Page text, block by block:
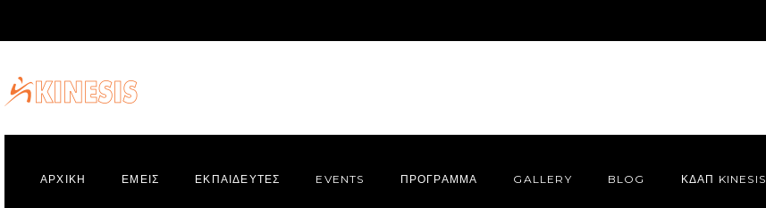
ΑΡΧΙΚΗ ΕΜΕΙΣ ΕΚΠΑΙΔΕΥΤΕΣ EVENTS ΠΡΌΓΡΑΜΜΑ GALLERY BLOG ΚΔΑΠ KINESIS